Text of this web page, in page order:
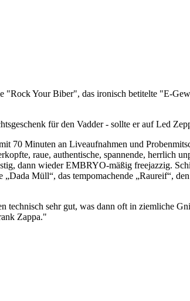
Your Biber", das ironisch betitelte "E-
für den Vadder - sollte er auf Led
70 Minuten an Liveaufnahmen und
raue, authentische, spannende, herrlich
dann wieder EMBRYO-mäßig freejazzig.
Müll“, das tempomachende „Raureif“,
sehr gut, was dann oft in ziemliche
Zappa."